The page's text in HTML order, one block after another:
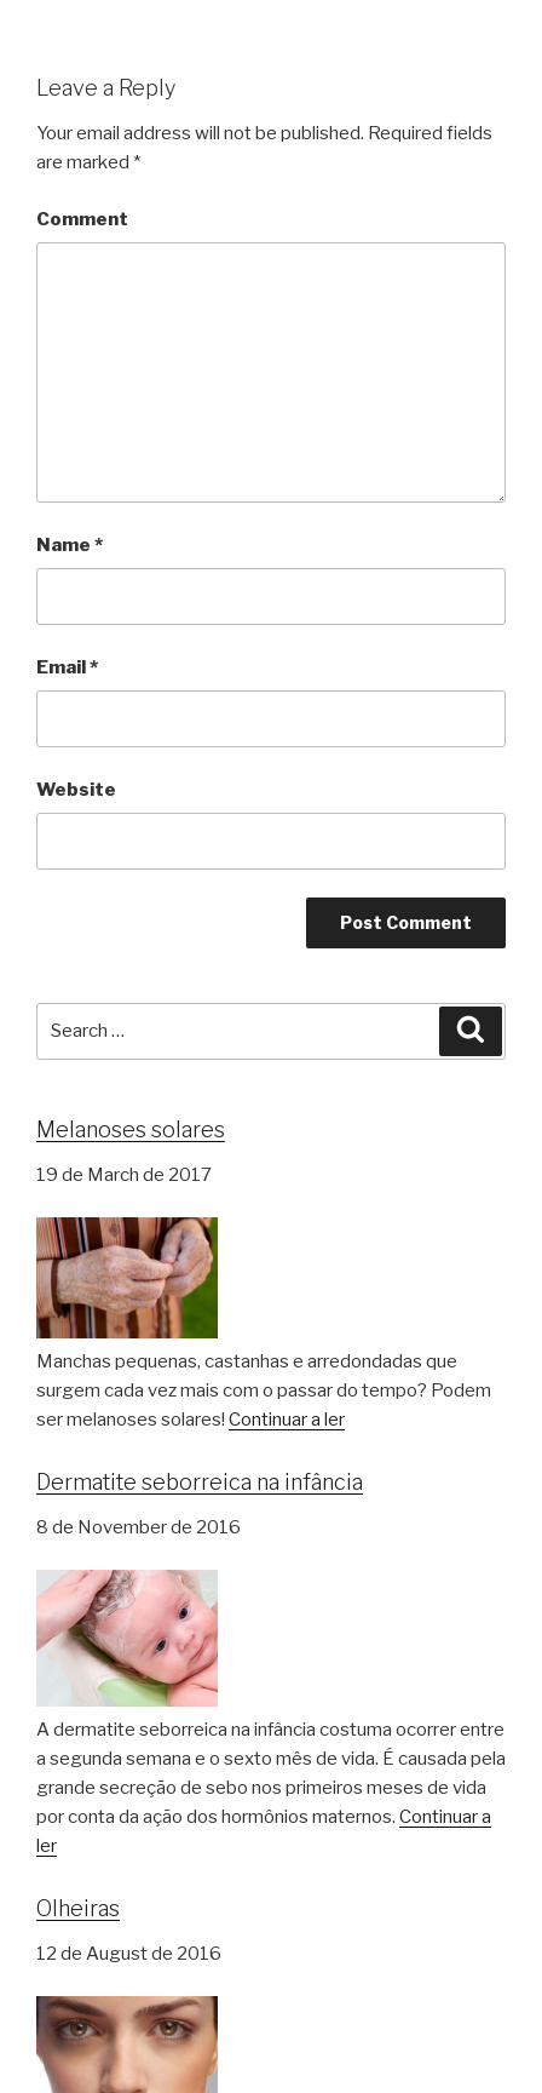
Leave a Reply
Your email address will not be published. Required fields
are marked *
Comment
Name *
Email*
Website
Melanoses solares
19 de March de 2017
Manchas pequenas, castanhas e arredondadas que
surgem cada vez mais com o passar do tempo? Podem
ser melanoses solares! Continuar a ler
Dermatite seborreica na infância
8 de November de 2016
A dermatite seborreica na infância costuma ocorrer entre
a segunda semana e o sexto mês de vida. É causada pela
grande secreção de sebo nos primeiros meses de vida
por conta da ação dos hormônios maternos. Continuar a
ler
Olheiras
12 de August de 2016